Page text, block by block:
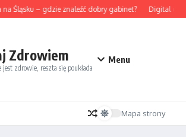
Śląsku – gdzie znaleźć dobry gabinet? Digital
Zdrowiem
jest zdrowie, reszta się poukłada
Menu
Mapa strony